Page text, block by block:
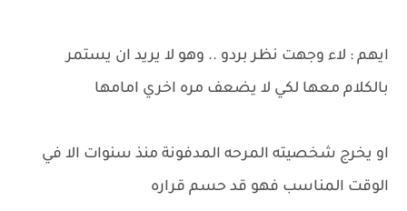
ايهم : لاء وجهت نظر بردو .. وهو لا يريد ان يستمر
بالكلام معها لكي لا يضعف مره اخري امامها
او يخرج شخصيته المرحه المدفونة منذ سنوات الا في
الوقت المناسب فهو قد حسم قراره